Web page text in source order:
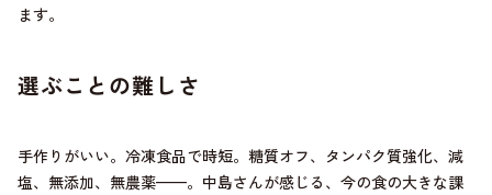
ます。
選ぶことの難しさ
手作りがいい。冷凍食品で時短。糖質オフ、タンパク質強化、減
塩、無添加、無農薬——。中島さんが感じる、今の食の大きな課